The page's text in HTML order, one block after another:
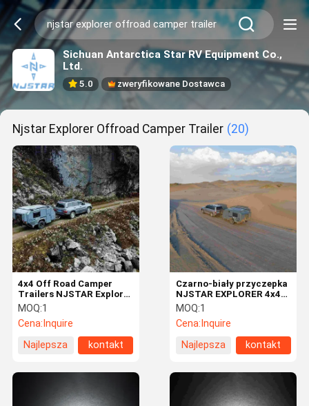
Sichuan Antarctica Star RV Equipment Co.,
Ltd.
5.0 zweryfikowane Dostawca
Njstar Explorer Offroad Camper Trailer (20)
4x4 Off Road Camper
Trailers NJSTAR Explorer
Overland Camper Trailer
MOQ:1
Cena: Inquire
Najlepsza
kontakt
Czarno-biały przyczepka
NJSTAR EXPLORER 4x4
Camper
MOQ:1
Cena: Inquire
Najlepsza
kontakt